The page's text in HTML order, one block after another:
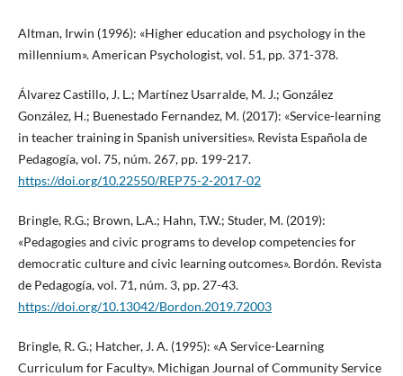
Altman, Irwin (1996): «Higher education and psychology in the
millennium». American Psychologist, vol. 51, pp. 371-378.
Álvarez Castillo, J. L.; Martínez Usarralde, M. J.; González
González, H.; Buenestado Fernandez, M. (2017): «Service-learning
in teacher training in Spanish universities». Revista Española de
Pedagogía, vol. 75, núm. 267, pp. 199-217.
https://doi.org/10.22550/REP75-2-2017-02
Bringle, R.G.; Brown, L.A.; Hahn, T.W.; Studer, M. (2019):
«Pedagogies and civic programs to develop competencies for
democratic culture and civic learning outcomes». Bordón. Revista
de Pedagogía, vol. 71, núm. 3, pp. 27-43.
https://doi.org/10.13042/Bordon.2019.72003
Bringle, R. G.; Hatcher, J. A. (1995): «A Service-Learning
Curriculum for Faculty». Michigan Journal of Community Service